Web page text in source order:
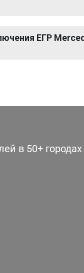
ЕГР
в 50+